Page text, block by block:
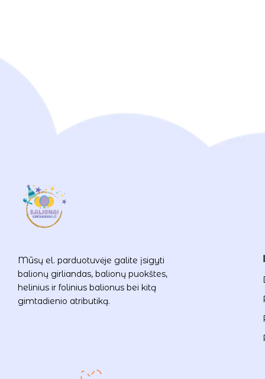
Mūsų el. parduotuvėje galite įsigyti
balionų girliandas, balionų puokštes,
helinius ir folinius balionus bei kitą
gimtadienio atributiką.